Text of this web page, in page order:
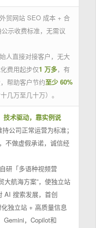
贸网站 SEO 成本 + 合
示收费标准，无需议
人直接对接客户，无大
费用起步仅1 万多，有
帮助客户节约至少 60%
几万至几十万）。
技术驱动，靠实例说
公司正常运营为标准；
不做虚假承诺，诚信经
研「多语种视频营
大航海方案”，使独立站
AI 搜索发展，首创
独立站 + 高质量信息
Gemini，Copilot和